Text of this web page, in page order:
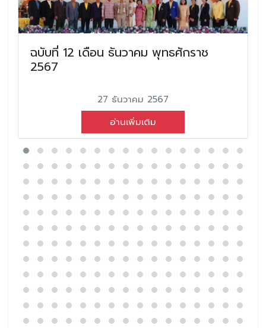
ฉบับที่ 12 เดือน ธันวาคม พุทธศักราช
2567
27 ธันวาคม 2567
อ่านเพิ่มเติม